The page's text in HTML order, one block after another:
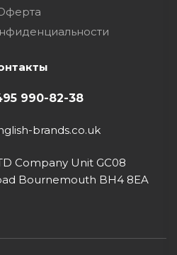
990-82-38
brands.co.uk
Company Unit GC08
Bournemouth BH4 8EA